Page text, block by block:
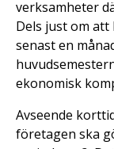
verksamheter
Dels just om att
senast en
ekonomisk
Avseende
företagen ska